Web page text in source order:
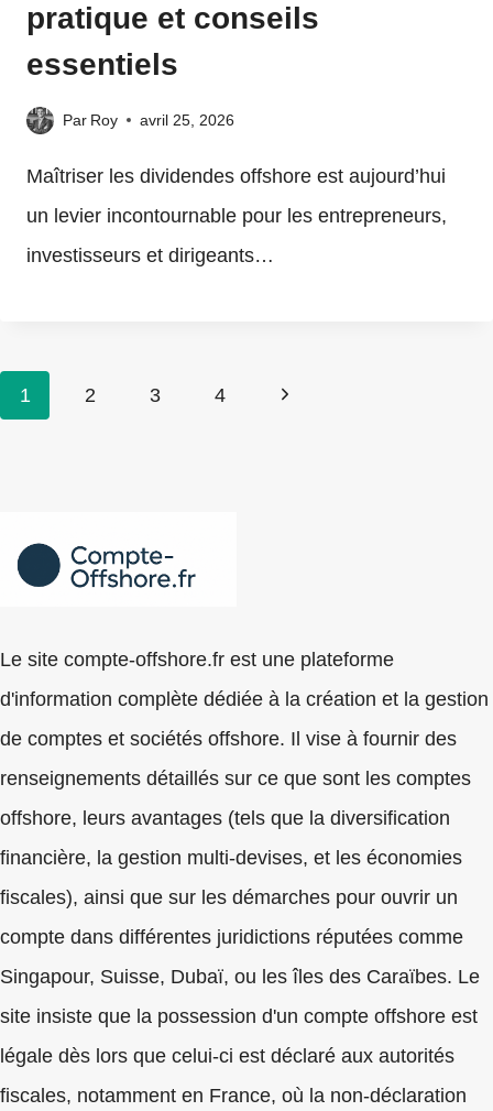
pratique et conseils
essentiels
Par Roy avril 25, 2026
Maîtriser les dividendes offshore est aujourd’hui
un levier incontournable pour les entrepreneurs,
investisseurs et dirigeants…
Navigation
1 2 3 4
Page
Le site compte-offshore.fr est une plateforme
d'information complète dédiée à la création et la gestion
de comptes et sociétés offshore. Il vise à fournir des
renseignements détaillés sur ce que sont les comptes
offshore, leurs avantages (tels que la diversification
financière, la gestion multi-devises, et les économies
fiscales), ainsi que sur les démarches pour ouvrir un
compte dans différentes juridictions réputées comme
Singapour, Suisse, Dubaï, ou les îles des Caraïbes. Le
site insiste que la possession d'un compte offshore est
légale dès lors que celui-ci est déclaré aux autorités
fiscales, notamment en France, où la non-déclaration